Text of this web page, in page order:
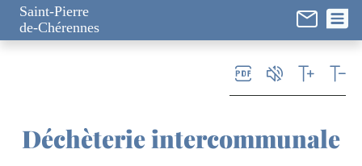
Saint-Pierre
de-Chérennes
Déchèterie intercommunale
Panneau de gestion des cookies